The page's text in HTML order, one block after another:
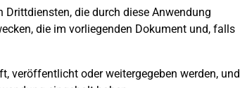
die durch diese Anwendung
die im vorliegenden Dokument und, falls
veröffentlicht oder weitergegeben werden, und